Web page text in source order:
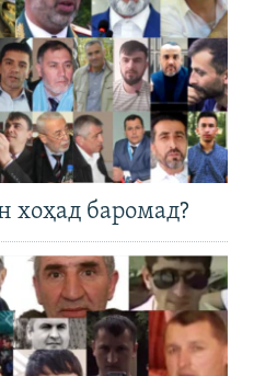
хоҳад баромад?